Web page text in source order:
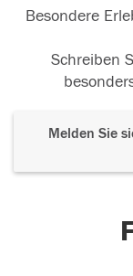
Besondere
Schreiben
Melden Sie